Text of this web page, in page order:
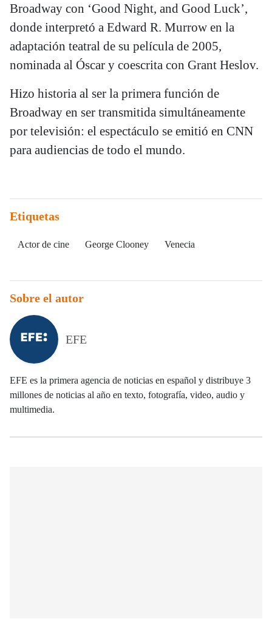
Broadway con ‘Good Night, and Good Luck’,
donde interpretó a Edward R. Murrow en la
adaptación teatral de su película de 2005,
nominada al Óscar y coescrita con Grant Heslov.
Hizo historia al ser la primera función de
Broadway en ser transmitida simultáneamente
por televisión: el espectáculo se emitió en CNN
para audiencias de todo el mundo.
Etiquetas
Actor de cine George Clooney Venecia
Sobre el autor
EFE
EFE es la primera agencia de noticias en español y distribuye 3
millones de noticias al año en texto, fotografía, video, audio y
multimedia.